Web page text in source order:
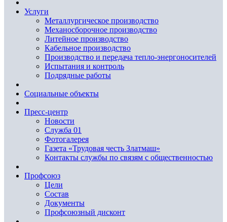
Услуги
Металлургическое производство
Механосборочное производство
Литейное производство
Кабельное производство
Производство и передача тепло-энергоносителей
Испытания и контроль
Подрядные работы
Социальные объекты
Пресс-центр
Новости
Служба 01
Фотогалерея
Газета «Трудовая честь Златмаш»
Контакты службы по связям с общественностью
Профсоюз
Цели
Состав
Документы
Профсоюзный дисконт